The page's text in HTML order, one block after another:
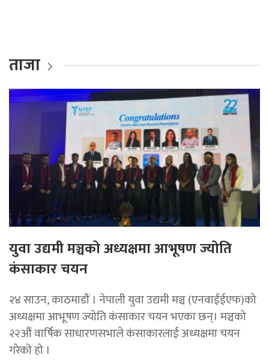
ताजा
युवा उद्यमी मञ्चको अध्यक्षमा आभूषण ज्योति
कंसाकार चयन
२४ साउन, काठमाडौं । नेपाली युवा उद्यमी मञ्च (एनवाईईएफ)को
अध्यक्षमा आभूषण ज्योति कंसाकार चयन भएका छन्। मञ्चको
२२औं वार्षिक साधारणसभाले कंसाकारलाई अध्यक्षमा चयन
गरेको हो ।